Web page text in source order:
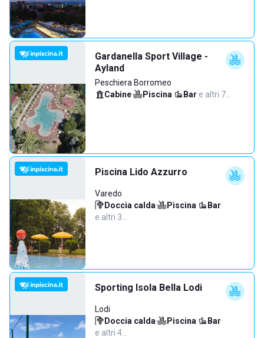
Gardanella Sport Village -
Ayland
Peschiera Borromeo
Cabine· Piscina· Bar·e altri 7…
Piscina Lido Azzurro
Varedo
Doccia calda· Piscina· Bar·
e altri 3…
Sporting Isola Bella Lodi
Lodi
Doccia calda· Piscina· Bar·
e altri 4…